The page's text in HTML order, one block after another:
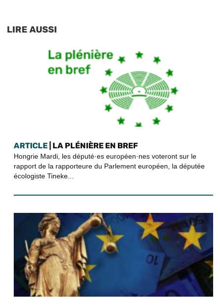
LIRE AUSSI
ARTICLE | LA PLÉNIÈRE EN BREF
Hongrie Mardi, les député·es européen·nes voteront sur le
rapport de la rapporteure du Parlement européen, la députée
écologiste Tineke...